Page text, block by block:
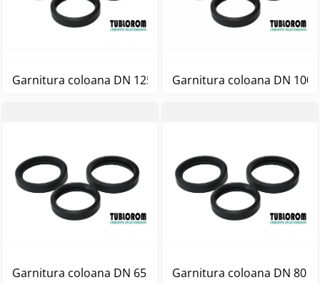
Garnitura coloana DN 125 5 1/2 pompa beton
Garnitura coloana DN 100
Garnitura coloana DN 65 3 " pompa betonGarnitura coloana DN 80